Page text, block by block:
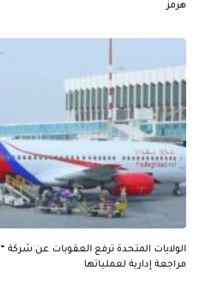
هرمز
الولايات المتحدة ترفع العقوبات عن شركة
مراجعة إدارية لعملياتها